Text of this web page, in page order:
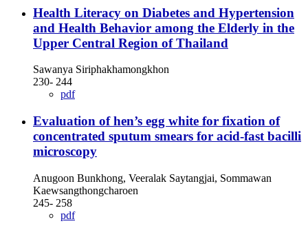
Health Literacy on Diabetes and Hypertension
and Health Behavior among the Elderly in the
Upper Central Region of Thailand
Sawanya Siriphakhamongkhon
230- 244
pdf
Evaluation of hen’s egg white for fixation of
concentrated sputum smears for acid-fast bacilli
microscopy
Anugoon Bunkhong, Veeralak Saytangjai, Sommawan
Kaewsangthongcharoen
245- 258
pdf